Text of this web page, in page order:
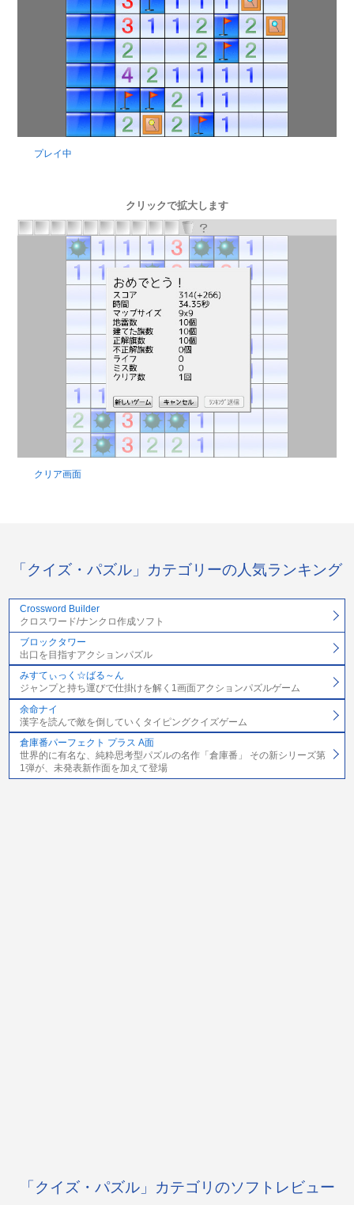
プレイ中
クリックで拡大します
クリア画面
「クイズ・パズル」カテゴリーの人気ランキング
Crossword Builder
クロスワード/ナンクロ作成ソフト
ブロックタワー
出口を目指すアクションパズル
みすてぃっく☆ばる～ん
ジャンプと持ち運びで仕掛けを解く1画面アクションパズルゲーム
余命ナイ
漢字を読んで敵を倒していくタイピングクイズゲーム
倉庫番パーフェクト プラス A面
世界的に有名な、純粋思考型パズルの名作「倉庫番」 その新シリーズ第
1弾が、未発表新作面を加えて登場
「クイズ・パズル」カテゴリのソフトレビュー